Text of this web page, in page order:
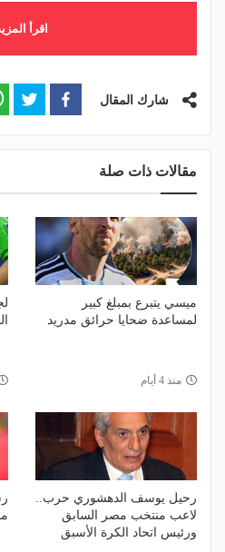
اقرأ
شارك المقال
مقالات ذات صلة
ميسي يتبرع بمبلغ كبير
لمساعدة ضحايا حرائق مدريد
منذ 4 أيام
رحيل يوسف الدهشوري حرب..
لاعب منتخب مصر السابق
ورئيس اتحاد الكرة الأسبق